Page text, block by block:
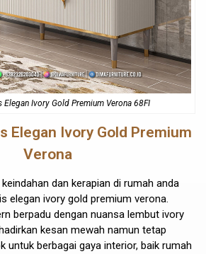
Elegan Ivory Gold Premium Verona 68FI
Elegan Ivory Gold Premium
Verona
dan kerapian di rumah anda
elegan ivory gold premium verona.
berpadu dengan nuansa lembut ivory
kesan mewah namun tetap
untuk berbagai gaya interior, baik rumah